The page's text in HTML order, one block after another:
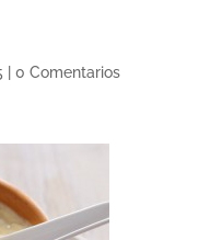
0 Comentarios